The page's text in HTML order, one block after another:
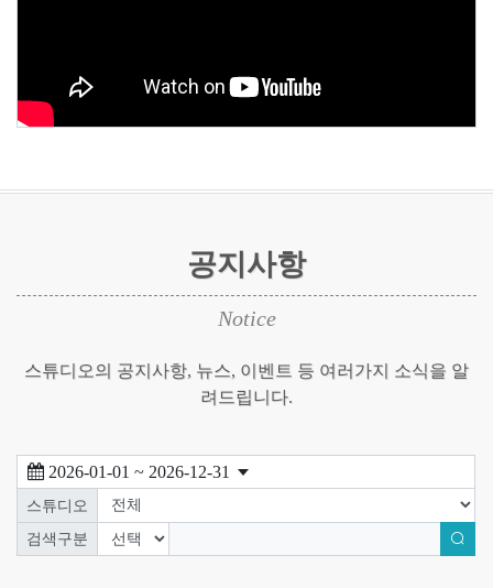
공지사항
Notice
스튜디오의 공지사항, 뉴스, 이벤트 등 여러가지 소식을 알
려드립니다.
2026-01-01 ~ 2026-12-31
스튜디오
검색구분